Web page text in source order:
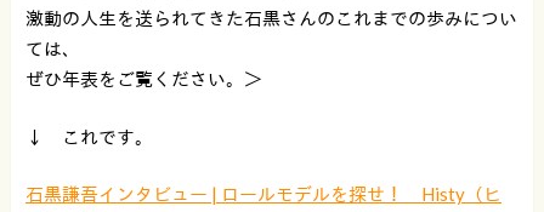
激動の人生を送られてきた石黒さんのこれまでの歩みについ
ては、
ぜひ年表をご覧ください。＞
↓ これです。
石黒謙吾インタビュー | ロールモデルを探せ！ Histy（ヒ